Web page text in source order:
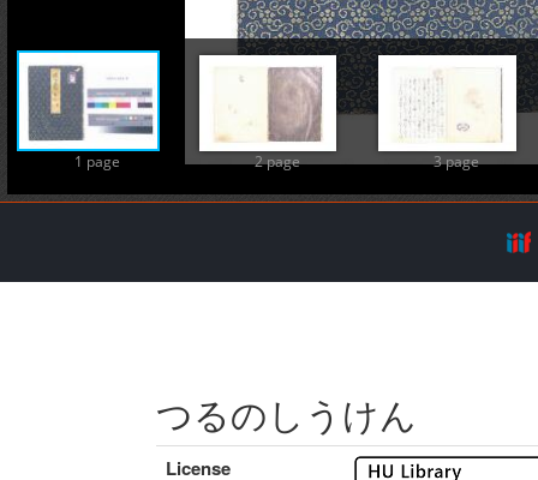
1 page 2 page 3 page
つるのしうけん
License